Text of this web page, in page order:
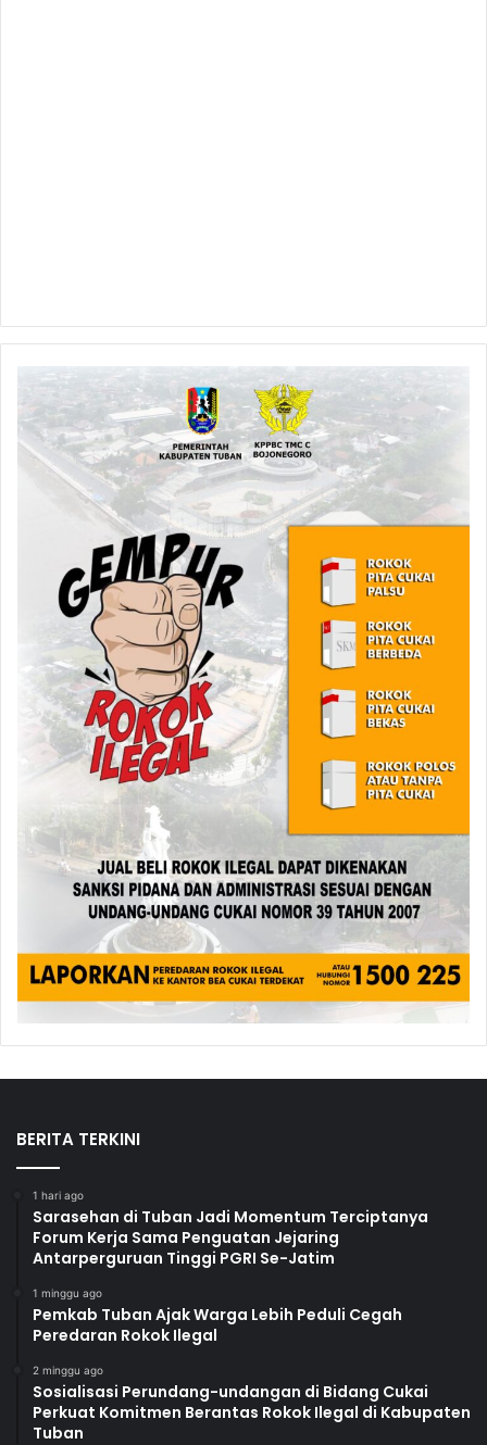
BERITA TERKINI
1 hari ago
Sarasehan di Tuban Jadi Momentum Terciptanya
Forum Kerja Sama Penguatan Jejaring
Antarperguruan Tinggi PGRI Se-Jatim
1 minggu ago
Pemkab Tuban Ajak Warga Lebih Peduli Cegah
Peredaran Rokok Ilegal
2 minggu ago
Sosialisasi Perundang-undangan di Bidang Cukai
Perkuat Komitmen Berantas Rokok Ilegal di Kabupaten
Tuban